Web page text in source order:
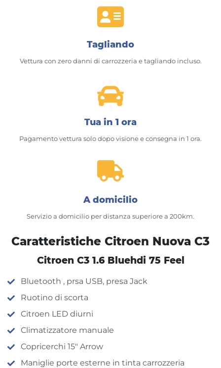
Tagliando
Vettura con zero danni di carrozzeria e tagliando incluso.
Tua in 1 ora
Pagamento vettura solo dopo visione e consegna in 1 ora.
A domicilio
Servizio a domicilio per distanza superiore a 200km.
Caratteristiche Citroen Nuova C3
Citroen C3 1.6 Bluehdi 75 Feel
Bluetooth , prsa USB, presa Jack
Ruotino di scorta
Citroen LED diurni
Climatizzatore manuale
Copricerchi 15″ Arrow
Maniglie porte esterne in tinta carrozzeria